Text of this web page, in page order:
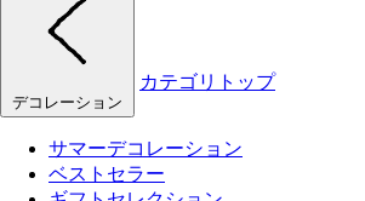
デコレーション
カテゴリトップ
サマーデコレーション
ベストセラー